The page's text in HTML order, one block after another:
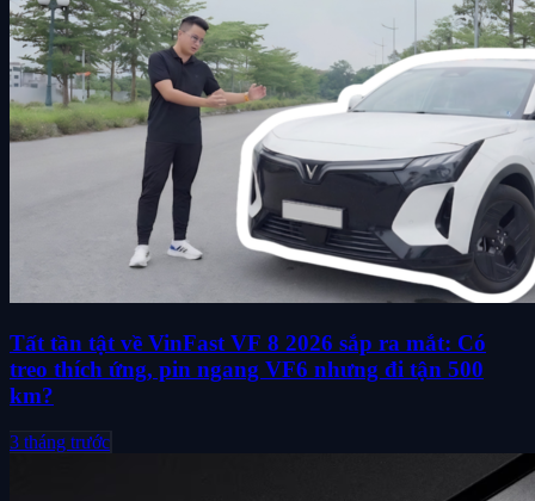
Tất tần tật về VinFast VF 8 2026 sắp ra mắt: Có
treo thích ứng, pin ngang VF6 nhưng đi tận 500
km?
3 tháng trước